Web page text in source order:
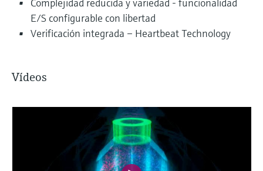
E/S configurable con libertad
Verificación integrada – Heartbeat Technology
Vídeos